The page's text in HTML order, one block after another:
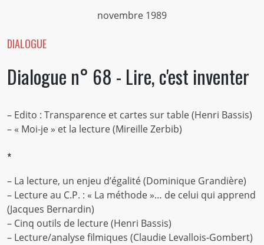
novembre 1989
DIALOGUE
Dialogue n° 68 - Lire, c'est inventer
– Edito : Transparence et cartes sur table (Henri Bassis)
– « Moi-je » et la lecture (Mireille Zerbib)
*
– La lecture, un enjeu d’égalité (Dominique Grandière)
– Lecture au C.P. : « La méthode »… de celui qui apprend
(Jacques Bernardin)
– Cinq outils de lecture (Henri Bassis)
– Lecture/analyse filmiques (Claudie Levallois-Gombert)